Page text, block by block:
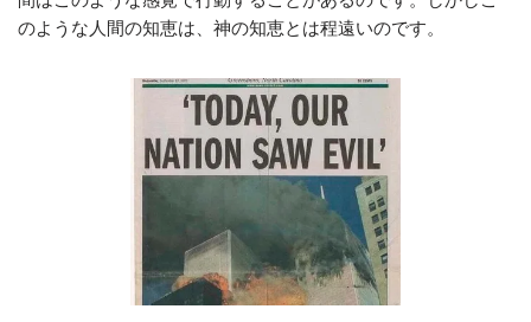
のような人間の知恵は、神の知恵とは程遠いのです。